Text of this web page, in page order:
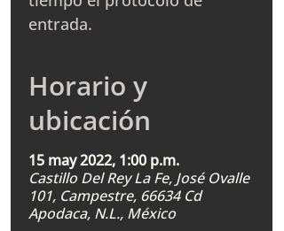
entrada.
Horario y
ubicación
15 may 2022, 1:00 p.m.
Castillo Del Rey La Fe, José Ovalle
101, Campestre, 66634 Cd
Apodaca, N.L., México